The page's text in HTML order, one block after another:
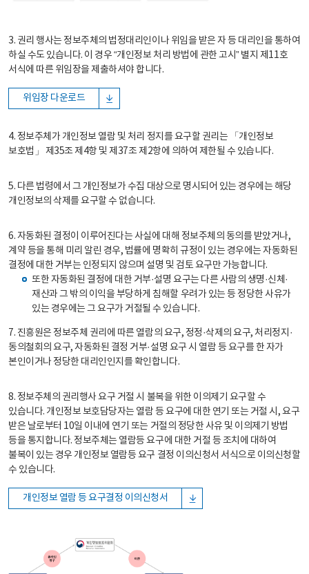
3. 권리 행사는 정보주체의 법정대리인이나 위임을 받은 자 등 대리인을 통하여
하실 수도 있습니다. 이 경우 “개인정보 처리 방법에 관한 고시” 별지 제11호
서식에 따른 위임장을 제출하셔야 합니다.
위임장 다운로드
4. 정보주체가 개인정보 열람 및 처리 정지를 요구할 권리는 「개인정보
보호법」 제35조 제4항 및 제37조 제2항에 의하여 제한될 수 있습니다.
5. 다른 법령에서 그 개인정보가 수집 대상으로 명시되어 있는 경우에는 해당
개인정보의 삭제를 요구할 수 없습니다.
6. 자동화된 결정이 이루어진다는 사실에 대해 정보주체의 동의를 받았거나,
계약 등을 통해 미리 알린 경우, 법률에 명확히 규정이 있는 경우에는 자동화된
결정에 대한 거부는 인정되지 않으며 설명 및 검토 요구만 가능합니다.
또한 자동화된 결정에 대한 거부·설명 요구는 다른 사람의 생명·신체·
재산과 그 밖의 이익을 부당하게 침해할 우려가 있는 등 정당한 사유가
있는 경우에는 그 요구가 거절될 수 있습니다.
7. 진흥원은 정보주체 권리에 따른 열람의 요구, 정정·삭제의 요구, 처리정지·
동의철회의 요구, 자동화된 결정 거부·설명 요구 시 열람 등 요구를 한 자가
본인이거나 정당한 대리인인지를 확인합니다.
8. 정보주체의 권리행사 요구 거절 시 불복을 위한 이의제기 요구할 수
있습니다. 개인정보 보호담당자는 열람 등 요구에 대한 연기 또는 거절 시, 요구
받은 날로부터 10일 이내에 연기 또는 거절의 정당한 사유 및 이의제기 방법
등을 통지합니다. 정보주체는 열람등 요구에 대한 거절 등 조치에 대하여
불복이 있는 경우 개인정보 열람등 요구 결정 이의신청서 서식으로 이의신청할
수 있습니다.
개인정보 열람 등 요구결정 이의신청서